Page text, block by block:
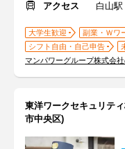
アクセス
白山駅
大学生歓迎 副業・Ｗワ
シフト自由・自己申告
マンパワーグループ株式会
東洋ワークセキュリテ
市中央区)